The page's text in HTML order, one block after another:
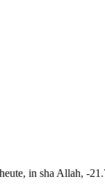
in sha Allah, -